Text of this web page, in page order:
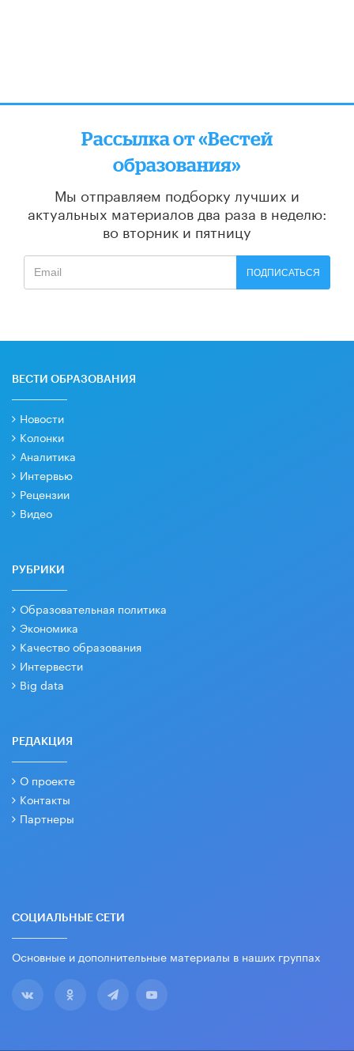
Рассылка от «Вестей
образования»
Мы отправляем подборку лучших и
актуальных материалов два раза в неделю:
во вторник и пятницу
ПОДПИСАТЬСЯ
ВЕСТИ ОБРАЗОВАНИЯ
Новости
Колонки
Аналитика
Интервью
Рецензии
Видео
РУБРИКИ
Образовательная политика
Экономика
Качество образования
Интервести
Big data
РЕДАКЦИЯ
О проекте
Контакты
Партнеры
СОЦИАЛЬНЫЕ СЕТИ
Основные и дополнительные материалы в наших группах